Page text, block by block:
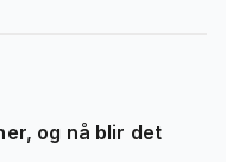
og nå blir det